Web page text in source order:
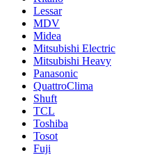
Lessar
MDV
Midea
Mitsubishi Electric
Mitsubishi Heavy
Panasonic
QuattroClima
Shuft
TCL
Toshiba
Tosot
Fuji